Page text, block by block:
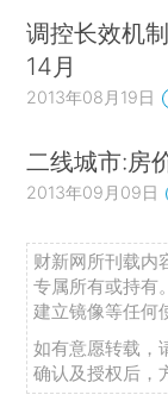
调控长效机
14月
2013年08月19日
二线城市:房
2013年09月09日
财新网所刊载内
专属所有或持有
建立镜像等任何
如有意愿转载，
确认及授权后，